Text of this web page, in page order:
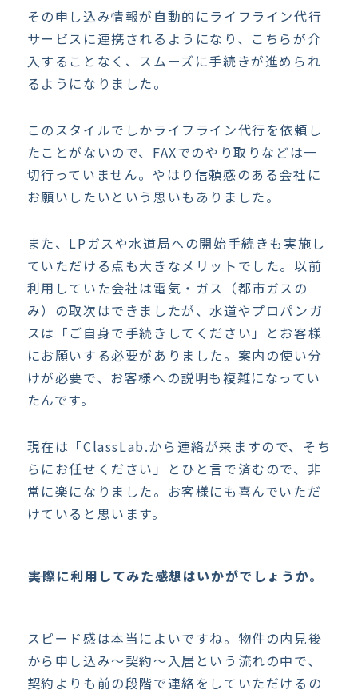
その申し込み情報が自動的にライフライン代行
サービスに連携されるようになり、こちらが介
入することなく、スムーズに手続きが進められ
るようになりました。
このスタイルでしかライフライン代行を依頼し
たことがないので、FAXでのやり取りなどは一
切行っていません。やはり信頼感のある会社に
お願いしたいという思いもありました。
また、LPガスや水道局への開始手続きも実施し
ていただける点も大きなメリットでした。以前
利用していた会社は電気・ガス（都市ガスの
み）の取次はできましたが、水道やプロパンガ
スは「ご自身で手続きしてください」とお客様
にお願いする必要がありました。案内の使い分
けが必要で、お客様への説明も複雑になってい
たんです。
現在は「ClassLab.から連絡が来ますので、そち
らにお任せください」とひと言で済むので、非
常に楽になりました。お客様にも喜んでいただ
けていると思います。
――実際に利用してみた感想はいかがでしょうか。
スピード感は本当によいですね。物件の内見後
から申し込み〜契約〜入居という流れの中で、
契約よりも前の段階で連絡をしていただけるの